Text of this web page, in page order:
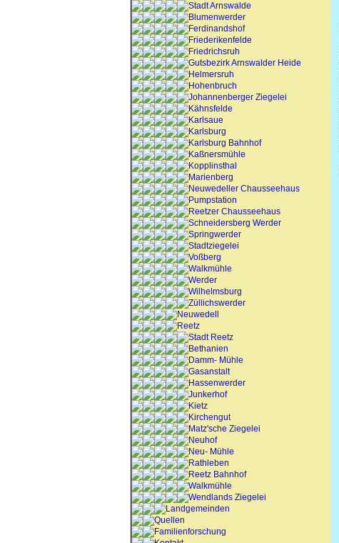
Stadt Arnswalde
Blumenwerder
Ferdinandshof
Friederikenfelde
Friedrichsruh
Gutsbezirk Arnswalder Heide
Helmersruh
Hohenbruch
Johannenberger Ziegelei
Kähnsfelde
Karlsaue
Karlsburg
Karlsburg Bahnhof
Kaßnersmühle
Kopplinsthal
Marienberg
Neuwedeller Chausseehaus
Pumpstation
Reetzer Chausseehaus
Schneidersberg Werder
Springwerder
Stadtziegelei
Voßberg
Walkmühle
Werder
Wilhelmsburg
Züllichswerder
Neuwedell
Reetz
Stadt Reetz
Bethanien
Damm- Mühle
Gasanstalt
Hassenwerder
Junkerhof
Kietz
Kirchengut
Matz'sche Ziegelei
Neuhof
Neu- Mühle
Rathleben
Reetz Bahnhof
Walkmühle
Wendlands Ziegelei
Landgemeinden
Quellen
Familienforschung